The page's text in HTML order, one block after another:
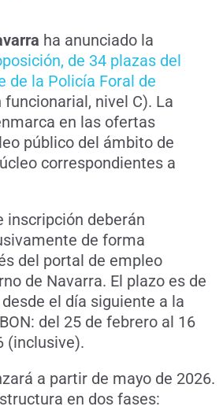
ha anunciado la
de 34 plazas del
de la Policía Foral de
funcionarial, nivel C). La
en las ofertas
público del ámbito de
correspondientes a
inscripción deberán
de forma
del portal de empleo
de Navarra. El plazo es de
el día siguiente a la
del 25 de febrero al 16
(inclusive).
a partir de mayo de 2026.
en dos fases: